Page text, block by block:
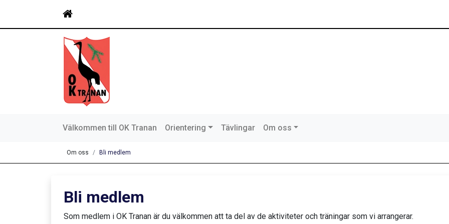
Välkommen till OK Tranan Orientering Tävlingar Om oss
Om oss Bli medlem
Bli medlem
Som medlem i OK Tranan är du välkommen att ta del av de aktiviteter och träningar som vi arrangerar.